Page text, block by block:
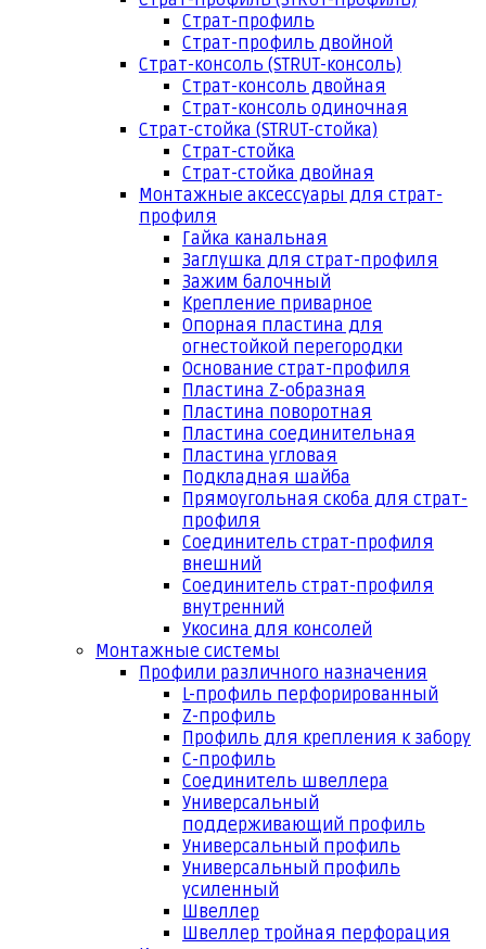
Страт-профиль
Страт-профиль двойной
Страт-консоль (STRUT-консоль)
Страт-консоль двойная
Страт-консоль одиночная
Страт-стойка (STRUT-стойка)
Страт-стойка
Страт-стойка двойная
Монтажные аксессуары для страт-
профиля
Гайка канальная
Заглушка для страт-профиля
Зажим балочный
Крепление приварное
Опорная пластина для
огнестойкой перегородки
Основание страт-профиля
Пластина Z-образная
Пластина поворотная
Пластина соединительная
Пластина угловая
Подкладная шайба
Прямоугольная скоба для страт-
профиля
Соединитель страт-профиля
внешний
Соединитель страт-профиля
внутренний
Укосина для консолей
Монтажные системы
Профили различного назначения
L-профиль перфорированный
Z-профиль
Профиль для крепления к забору
С-профиль
Соединитель швеллера
Универсальный
поддерживающий профиль
Универсальный профиль
Универсальный профиль
усиленный
Швеллер
Швеллер тройная перфорация